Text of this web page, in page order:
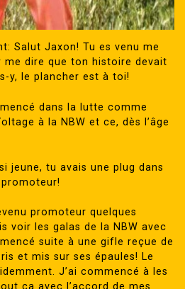
Salut Jaxon! Tu es venu me
me dire que ton histoire devait
y, le plancher est à toi!
dans la lutte comme
à la NBW et ce, dès l’âge
jeune, tu avais une plug dans
promoteur quelques
voir les galas de la NBW avec
suite à une gifle reçue de
et mis sur ses épaules! Le
J’ai commencé à les